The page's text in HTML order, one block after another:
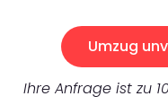
Umzug
Ihre Anfrage ist zu